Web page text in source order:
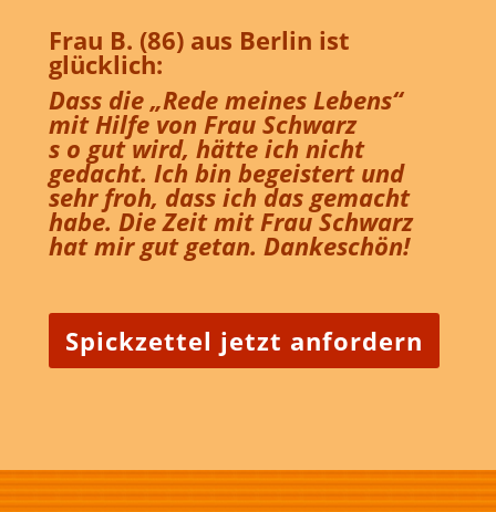
Frau B. (86) aus Berlin ist
glücklich:
Dass die „Rede meines Lebens“
mit Hilfe von Frau Schwarz
s o gut wird, hätte ich nicht
gedacht. Ich bin begeistert und
sehr froh, dass ich das gemacht
habe. Die Zeit mit Frau Schwarz
hat mir gut getan. Dankeschön!
Spickzettel jetzt anfordern